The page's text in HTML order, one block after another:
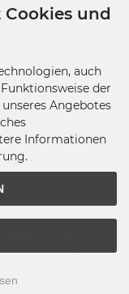
Preis bei surfin-
Cookies und
auch
der
Angebotes
Informationen